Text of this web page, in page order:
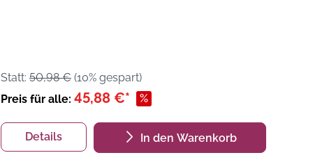
Statt: 50,98 € (10% gespart)
Preis für alle: 45,88 €* %
Details In den Warenkorb